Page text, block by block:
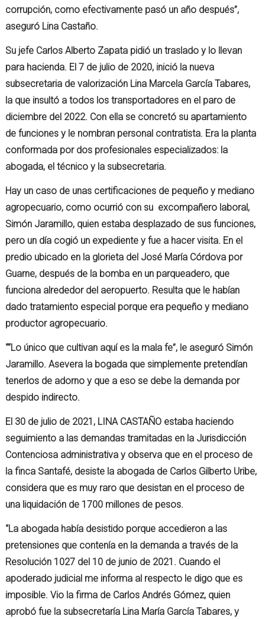
corrupción, como efectivamente pasó un año después”,
aseguró Lina Castaño.
Su jefe Carlos Alberto Zapata pidió un traslado y lo llevan
para hacienda. El 7 de julio de 2020, inició la nueva
subsecretaria de valorización Lina Marcela García Tabares,
la que insultó a todos los transportadores en el paro de
diciembre del 2022. Con ella se concretó su apartamiento
de funciones y le nombran personal contratista. Era la planta
conformada por dos profesionales especializados: la
abogada, el técnico y la subsecretaria.
Hay un caso de unas certificaciones de pequeño y mediano
agropecuario, como ocurrió con su excompañero laboral,
Simón Jaramillo, quien estaba desplazado de sus funciones,
pero un día cogió un expediente y fue a hacer visita. En el
predio ubicado en la glorieta del José María Córdova por
Guarne, después de la bomba en un parqueadero, que
funciona alrededor del aeropuerto. Resulta que le habían
dado tratamiento especial porque era pequeño y mediano
productor agropecuario.
““Lo único que cultivan aquí es la mala fe”, le aseguró Simón
Jaramillo. Asevera la bogada que simplemente pretendían
tenerlos de adorno y que a eso se debe la demanda por
despido indirecto.
El 30 de julio de 2021, LINA CASTAÑO estaba haciendo
seguimiento a las demandas tramitadas en la Jurisdicción
Contenciosa administrativa y observa que en el proceso de
la finca Santafé, desiste la abogada de Carlos Gilberto Uribe,
considera que es muy raro que desistan en el proceso de
una liquidación de 1700 millones de pesos.
“La abogada había desistido porque accedieron a las
pretensiones que contenía en la demanda a través de la
Resolución 1027 del 10 de junio de 2021. Cuando el
apoderado judicial me informa al respecto le digo que es
imposible. Vio la firma de Carlos Andrés Gómez, quien
aprobó fue la subsecretaría Lina María García Tabares, y